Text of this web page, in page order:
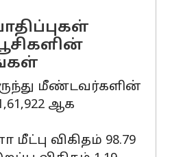
மீண்டவர்களின்
ஆக
விகிதம் 98.79